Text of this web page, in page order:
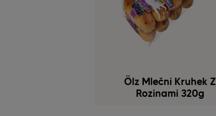
Ölz Mlečni Kruhek Z
Rozinami 320g